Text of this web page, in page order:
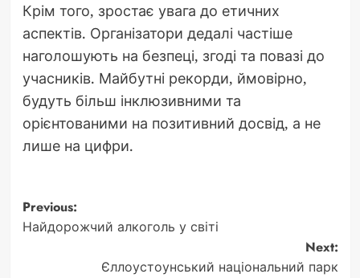
Крім того, зростає увага до етичних
аспектів. Організатори дедалі частіше
наголошують на безпеці, згоді та повазі до
учасників. Майбутні рекорди, ймовірно,
будуть більш інклюзивними та
орієнтованими на позитивний досвід, а не
лише на цифри.
Post
navigation
Previous:
Найдорожчий алкоголь у світі
Next:
Єллоустоунський національний парк